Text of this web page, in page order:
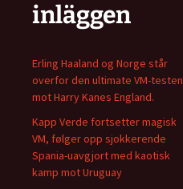
inläggen
Erling Haaland og Norge står
overfor den ultimate VM-testen
mot Harry Kanes England.
Kapp Verde fortsetter magisk
VM, følger opp sjokkerende
Spania-uavgjort med kaotisk
kamp mot Uruguay